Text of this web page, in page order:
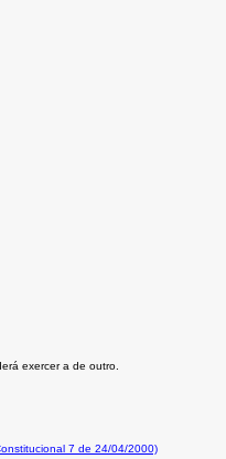
exercer a de outro.
7 de 24/04/2000)